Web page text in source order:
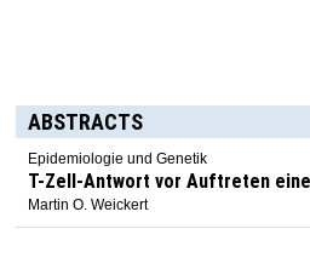
ABSTRACTS
Epidemiologie und Genetik
T-Zell-Antwort vor Auftreten
Martin O. Weickert